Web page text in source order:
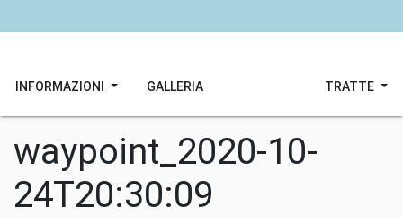
INFORMAZIONI GALLERIA TRATTE
waypoint_2020-10-
24T20:30:09